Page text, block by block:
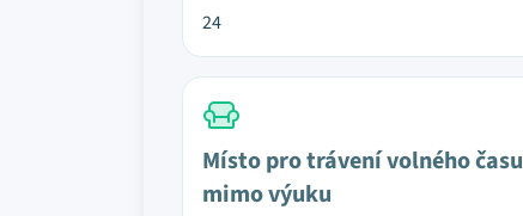
24
Místo pro trávení volného času
mimo výuku